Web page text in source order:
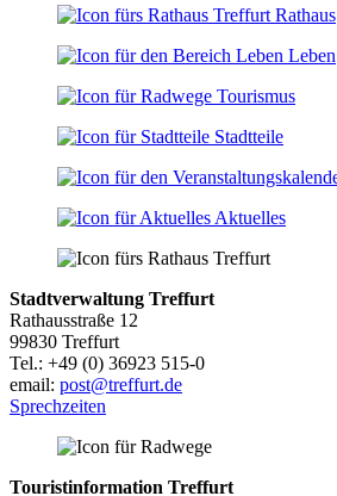
Rathaus
Leben
Tourismus
Stadtteile
Aktuelles
Stadtverwaltung Treffurt
Rathausstraße 12
99830 Treffurt
Tel.: +49 (0) 36923 515-0
email: post@treffurt.de
Sprechzeiten
Touristinformation Treffurt